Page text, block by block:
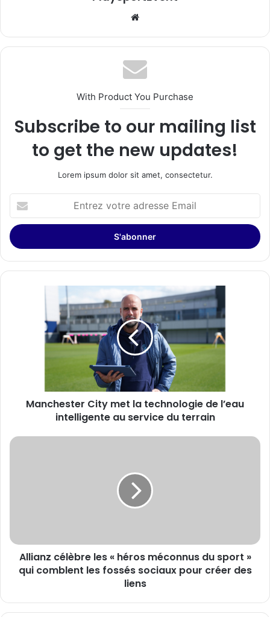
With Product You Purchase
Subscribe to our mailing list
to get the new updates!
Lorem ipsum dolor sit amet, consectetur.
votre
adresse
Email
Manchester
technologie
serviceManchester City met la technologie de l’eau
intelligente au service du terrain
Allianz
»
qui
comblent
sociaux
Allianz célèbre les « héros méconnus du sport »
qui comblent les fossés sociaux pour créer des
liens